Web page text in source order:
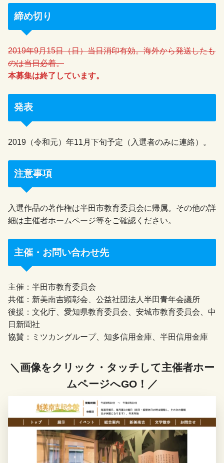
締め切り
2019年9月15日（日）当日消印有効。海外から発送したも
のは当日必着。
本募集は終了しています。
発表
2019（令和元）年11月下旬予定（入選者のみに連絡）。
注意事項
入選作品の著作権は半田市教育委員会に帰属。その他の詳
細は主催者ホームページ等をご確認ください。
主催・お問い合わせ先
主催：半田市教育委員会
共催：新美南吉顕彰会、公益社団法人半田青年会議所
後援：文化庁、愛知県教育委員会、安城市教育委員会、中
日新聞社
協賛：ミツカングループ、知多信用金庫、半田信用金庫
＼画像をクリック・タッチして主催者ホー
ムページへGO！／